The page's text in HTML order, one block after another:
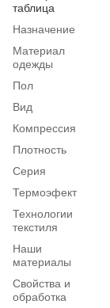
таблица
Назначение
Материал
одежды
Пол
Вид
Компрессия
Плотность
Серия
Термоэфект
Технологии
текстиля
Наши
материалы
Свойства и
обработка